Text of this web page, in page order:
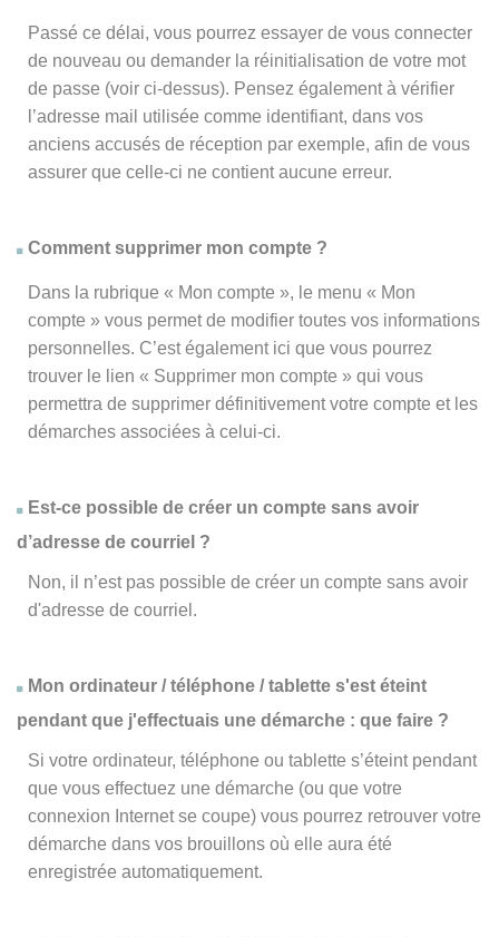
Passé ce délai, vous pourrez essayer de vous connecter
de nouveau ou demander la réinitialisation de votre mot
de passe (voir ci-dessus). Pensez également à vérifier
l’adresse mail utilisée comme identifiant, dans vos
anciens accusés de réception par exemple, afin de vous
assurer que celle-ci ne contient aucune erreur.
Comment supprimer mon compte ?
Dans la rubrique « Mon compte », le menu « Mon
compte » vous permet de modifier toutes vos informations
personnelles. C’est également ici que vous pourrez
trouver le lien « Supprimer mon compte » qui vous
permettra de supprimer définitivement votre compte et les
démarches associées à celui-ci.
Est-ce possible de créer un compte sans avoir
d’adresse de courriel ?
Non, il n’est pas possible de créer un compte sans avoir
d'adresse de courriel.
Mon ordinateur / téléphone / tablette s'est éteint
pendant que j'effectuais une démarche : que faire ?
Si votre ordinateur, téléphone ou tablette s’éteint pendant
que vous effectuez une démarche (ou que votre
connexion Internet se coupe) vous pourrez retrouver votre
démarche dans vos brouillons où elle aura été
enregistrée automatiquement.